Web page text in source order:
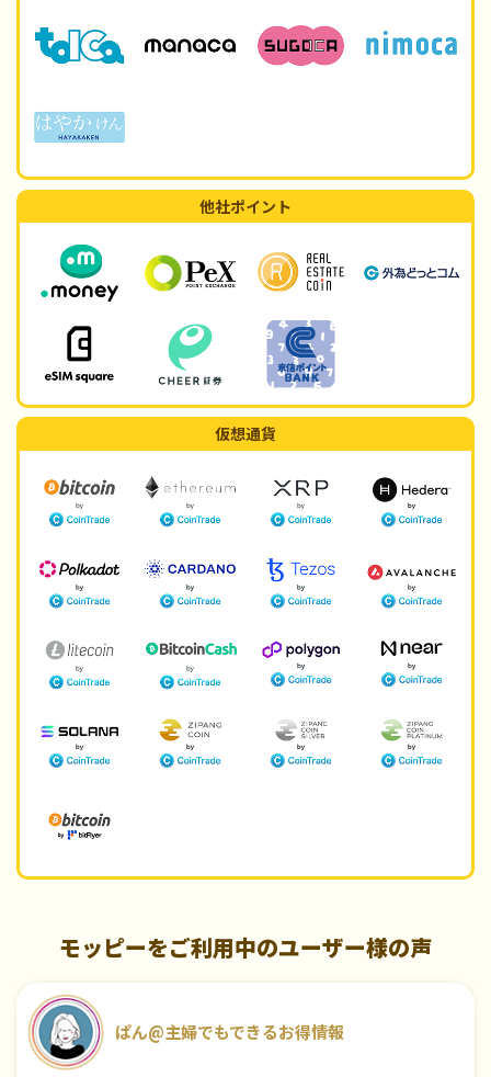
他社ポイント
仮想通貨
モッピーをご利用中のユーザー様の声
ぱん@主婦でもできるお得情報